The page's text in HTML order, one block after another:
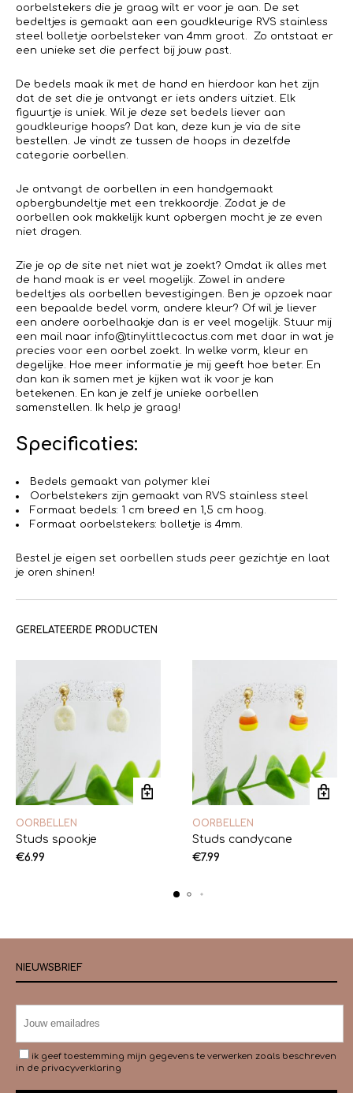
oorbelstekers die je graag wilt er voor je aan. De set
bedeltjes is gemaakt aan een goudkleurige RVS stainless
steel bolletje oorbelsteker van 4mm groot. Zo ontstaat er
een unieke set die perfect bij jouw past.
De bedels maak ik met de hand en hierdoor kan het zijn
dat de set die je ontvangt er iets anders uitziet. Elk
figuurtje is uniek. Wil je deze set bedels liever aan
goudkleurige hoops? Dat kan, deze kun je via de site
bestellen. Je vindt ze tussen de hoops in dezelfde
categorie oorbellen.
Je ontvangt de oorbellen in een handgemaakt
opbergbundeltje met een trekkoordje. Zodat je de
oorbellen ook makkelijk kunt opbergen mocht je ze even
niet dragen.
Zie je op de site net niet wat je zoekt? Omdat ik alles met
de hand maak is er veel mogelijk. Zowel in andere
bedeltjes als oorbellen bevestigingen. Ben je opzoek naar
een bepaalde bedel vorm, andere kleur? Of wil je liever
een andere oorbelhaakje dan is er veel mogelijk. Stuur mij
een mail naar info@tinylittlecactus.com met daar in wat je
precies voor een oorbel zoekt. In welke vorm, kleur en
degelijke. Hoe meer informatie je mij geeft hoe beter. En
dan kan ik samen met je kijken wat ik voor je kan
betekenen. En kan je zelf je unieke oorbellen
samenstellen. Ik help je graag!
Specificaties:
Bedels gemaakt van polymer klei
Oorbelstekers zijn gemaakt van RVS stainless steel
Formaat bedels: 1 cm breed en 1,5 cm hoog.
Formaat oorbelstekers: bolletje is 4mm.
Bestel je eigen set oorbellen studs peer gezichtje en laat
je oren shinen!
GERELATEERDE PRODUCTEN
OORBELLEN
Studs spookje
€6.99
OORBELLEN
Studs candycane
€7.99
NIEUWSBRIEF
ik geef toestemming mijn gegevens te verwerken zoals beschreven
in de privacyverklaring